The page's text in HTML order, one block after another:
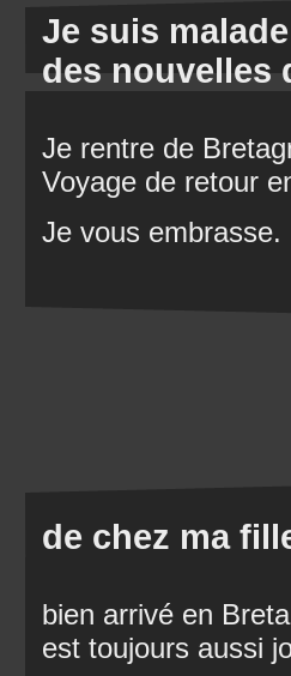
Je suis
des nouvelles
Je rentre de
Voyage de retour
Je vous embrasse.
de chez ma
bien arrivé en
est toujours aussi